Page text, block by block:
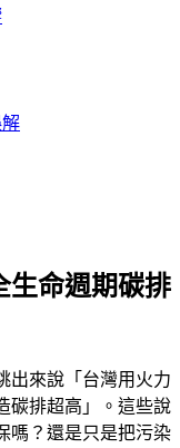
生命週期碳排
出來說「台灣用火力
碳排超高」。這些說
嗎？還是只是把污染